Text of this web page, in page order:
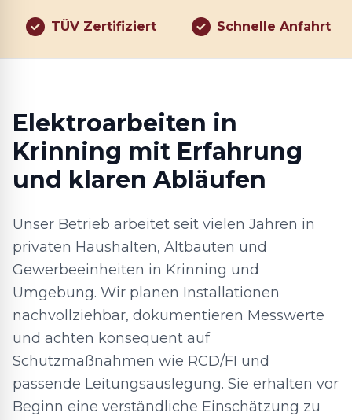
TÜV Zertifiziert Schnelle Anfahrt
Elektroarbeiten in
Krinning mit Erfahrung
und klaren Abläufen
Unser Betrieb arbeitet seit vielen Jahren in
privaten Haushalten, Altbauten und
Gewerbeeinheiten in Krinning und
Umgebung. Wir planen Installationen
nachvollziehbar, dokumentieren Messwerte
und achten konsequent auf
Schutzmaßnahmen wie RCD/FI und
passende Leitungsauslegung. Sie erhalten vor
Beginn eine verständliche Einschätzung zu